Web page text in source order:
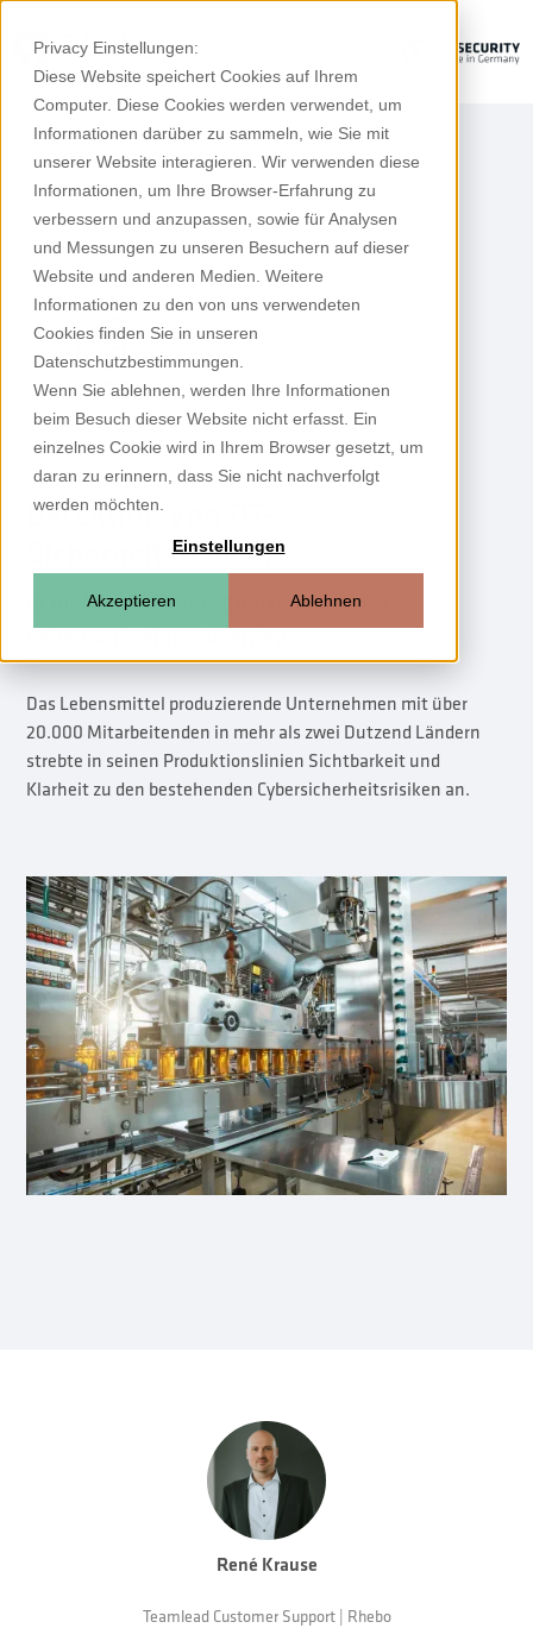
Privacy Einstellungen:
Diese Website speichert Cookies auf Ihrem
Computer. Diese Cookies werden verwendet, um
Informationen darüber zu sammeln, wie Sie mit
unserer Website interagieren. Wir verwenden diese
Informationen, um Ihre Browser-Erfahrung zu
verbessern und anzupassen, sowie für Analysen
und Messungen zu unseren Besuchern auf dieser
Website und anderen Medien. Weitere
Informationen zu den von uns verwendeten
Cookies finden Sie in unseren
Datenschutzbestimmungen.
Wenn Sie ablehnen, werden Ihre Informationen
beim Besuch dieser Website nicht erfasst. Ein
einzelnes Cookie wird in Ihrem Browser gesetzt, um
daran zu erinnern, dass Sie nicht nachverfolgt
werden möchten.
Einstellungen
Akzeptieren Ablehnen
Detektion von OT-
Sicherheitsrisiken
in mehreren Produktionslinien eines
Lebensmittelproduzenten
Das Lebensmittel produzierende Unternehmen mit über
20.000 Mitarbeitenden in mehr als zwei Dutzend Ländern
strebte in seinen Produktionslinien Sichtbarkeit und
Klarheit zu den bestehenden Cybersicherheitsrisiken an.
René Krause
Teamlead Customer Support | Rhebo